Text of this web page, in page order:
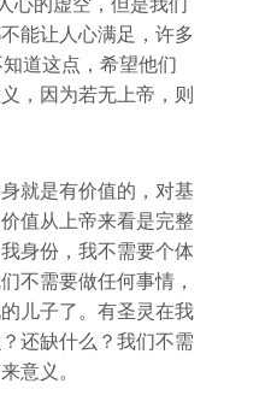
能让人心满足，许多
道这点，希望他们
，因为若无上帝，则
就是有价值的，对基
值从上帝来看是完整
身份，我不需要个体
不需要做任何事情，
儿子了。有圣灵在我
还缺什么？我们不需
意义。